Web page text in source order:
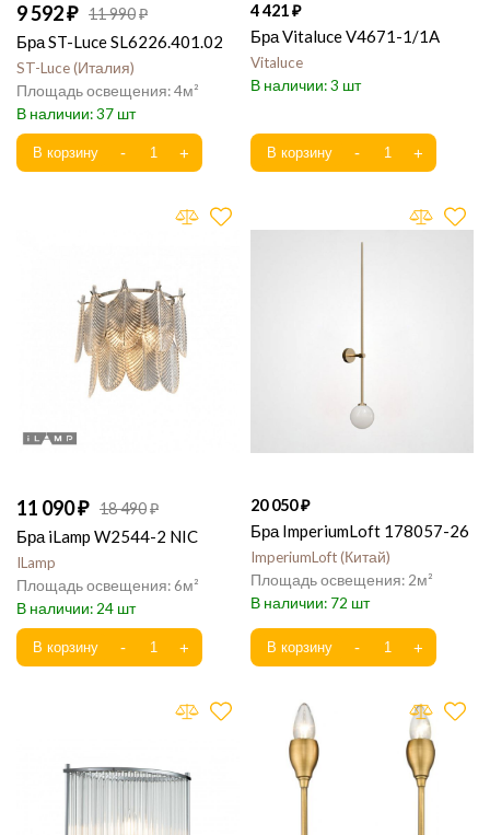
9 592 11 990
Бра ST-Luce SL6226.401.02
ST-Luce Италия
4
37
4 421
Бра Vitaluce V4671-1/1A
Vitaluce
3
11 090 18 490
Бра iLamp W2544-2 NIC
ILamp
6
24
20 050
Бра ImperiumLoft 178057-26
ImperiumLoft Китай
2
72